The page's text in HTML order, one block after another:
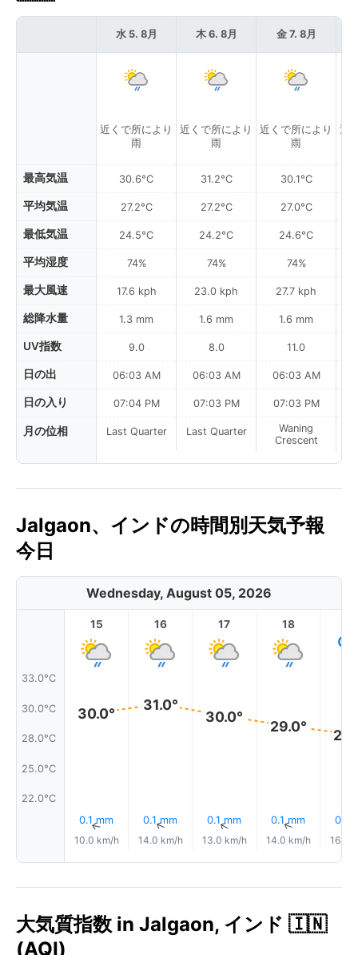
最高気温
平均気温
最低気温
平均湿度
最大風速
総降水量
UV指数
日の出
日の入り
月の位相
水 5. 8月
近くで所により
雨
30.6°C
27.2°C
24.5°C
74%
17.6 kph
1.3 mm
9.0
06:03 AM
07:04 PM
Last Quarter
木 6. 8月
近くで所により
雨
31.2°C
27.2°C
24.2°C
74%
23.0 kph
1.6 mm
8.0
06:03 AM
07:03 PM
Last Quarter
金 7. 8月
近くで所により
雨
30.1°C
27.0°C
24.6°C
74%
27.7 kph
1.6 mm
11.0
06:03 AM
07:03 PM
Waning
Crescent
近
Jalgaon、インドの時間別天気予報
今日
Wednesday, August 05, 2026
33.0°C
30.0°C
28.0°C
25.0°C
22.0°C
15
30.0°
0.1 mm
↑
10.0 km/h
16
31.0°
0.1 mm
↑
14.0 km/h
17
30.0°
0.1 mm
↑
13.0 km/h
18
29.0°
0.1 mm
↑
14.0 km/h
0.1
16.0
大気質指数 in Jalgaon, インド 🇮🇳
(AQI)